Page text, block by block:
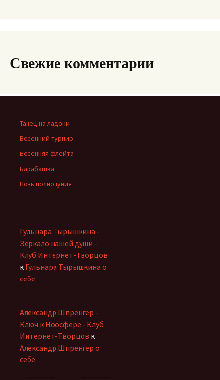
Свежие комментарии
Танец на ладони
Весенний турнир
Весенняя флейта
Барабашка
Ночь полнолуния
Гульнара Тырышкина -
Зеркало нашей души -
Клуб Интернет-Творцов
к Гульнара Тырышкина о
себе
Александр Шпренгер -
Ключ к Ноосфере - Клуб
Интернет-Творцов к
Александр Шпренгер о
себе